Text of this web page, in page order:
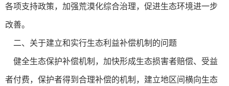
各项支持政策，加强荒漠化综合治理，促进生态环境进一步
改善。
二、关于建立和实行生态利益补偿机制的问题
健全生态保护补偿机制，加快形成生态损害者赔偿、受益
者付费，保护者得到合理补偿的机制，建立地区间横向生态